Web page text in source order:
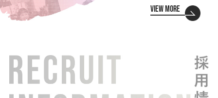
VIEW MORE